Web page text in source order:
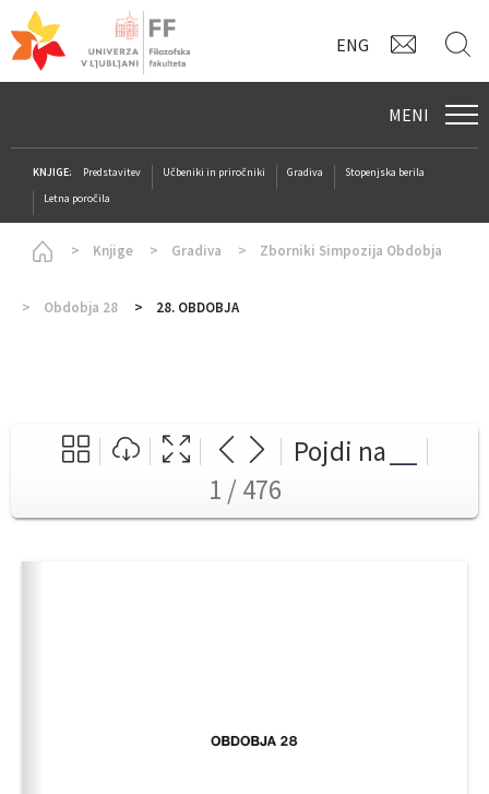
ENG
MENI
KNJIGE: Predstavitev Učbeniki in priročniki Gradiva
Stopenjska berila
Letna poročila
Homepage
Knjige Gradiva Zborniki Simpozija Obdobja
Obdobja 28 28. OBDOBJA
Pojdi na
1 / 476